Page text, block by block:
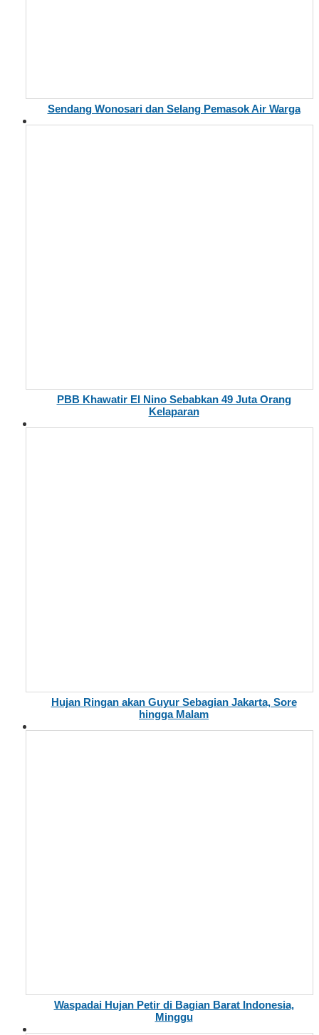
Sendang Wonosari dan Selang Pemasok Air Warga
PBB Khawatir El Nino Sebabkan 49 Juta Orang
Kelaparan
Hujan Ringan akan Guyur Sebagian Jakarta, Sore
hingga Malam
Waspadai Hujan Petir di Bagian Barat Indonesia,
Minggu